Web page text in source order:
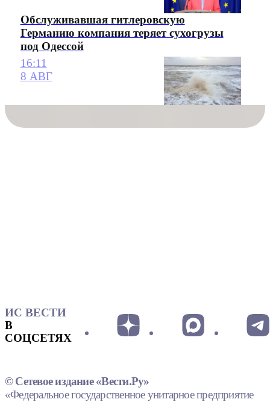
Обслуживавшая гитлеровскую
Германию компания теряет сухогрузы
под Одессой
16:11
8 АВГ
ИС ВЕСТИ
В
СОЦСЕТЯХ
© Сетевое издание «Вести.Ру»
«Федеральное государственное унитарное предприятие